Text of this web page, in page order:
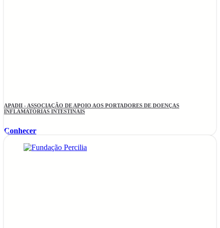
APADII - ASSOCIAÇÃO DE APOIO AOS PORTADORES DE DOENÇAS
INFLAMATÓRIAS INTESTINAIS
Conhecer